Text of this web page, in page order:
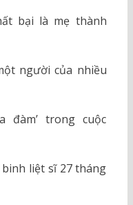
bại là mẹ thành
người của nhiều
đàm’ trong cuộc
liệt sĩ 27 tháng